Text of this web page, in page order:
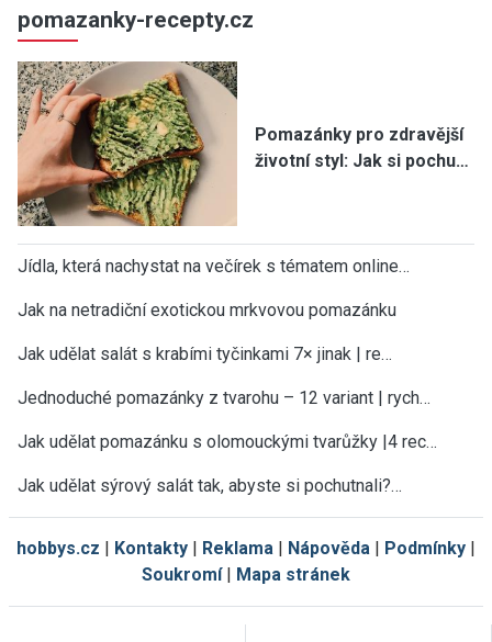
pomazanky-recepty.cz
Pomazánky pro zdravější
životní styl: Jak si pochu…
Jídla, která nachystat na večírek s tématem online…
Jak na netradiční exotickou mrkvovou pomazánku
Jak udělat salát s krabími tyčinkami 7× jinak | re…
Jednoduché pomazánky z tvarohu – 12 variant | rych…
Jak udělat pomazánku s olomouckými tvarůžky |4 rec…
Jak udělat sýrový salát tak, abyste si pochutnali?…
hobbys.cz | Kontakty | Reklama | Nápověda | Podmínky |
Soukromí| Mapa stránek